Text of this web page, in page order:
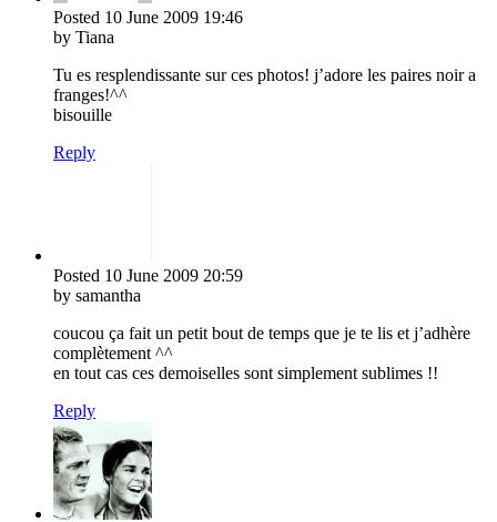
Posted 10 June 2009 19:46
by Tiana
Tu es resplendissante sur ces photos! j’adore les paires noir a
franges!^^
bisouille
Reply
Posted 10 June 2009 20:59
by samantha
coucou ça fait un petit bout de temps que je te lis et j’adhère
complètement ^^
en tout cas ces demoiselles sont simplement sublimes !!
Reply